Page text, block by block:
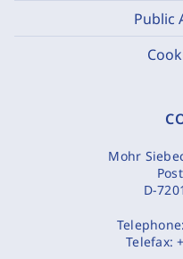
Public
Mohr
D-
Telephone:
Telefax: